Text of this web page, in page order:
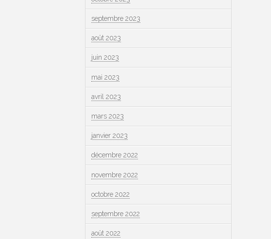
septembre 2023
août 2023
juin 2023
mai 2023
avril 2023
mars 2023
janvier 2023
décembre 2022
novembre 2022
octobre 2022
septembre 2022
août 2022